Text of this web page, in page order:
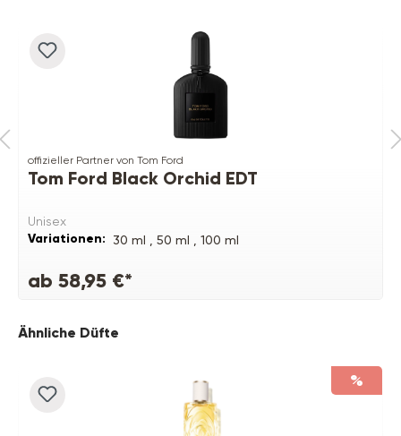
offizieller Partner von Tom Ford
Tom Ford Black Orchid EDT
Unisex
Variationen: 30 ml , 50 ml , 100 ml
ab 58,95 €*
Produktgalerie überspringen
Ähnliche Düfte
%